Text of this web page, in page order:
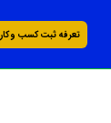
تعرفه ثبت کسب و کار